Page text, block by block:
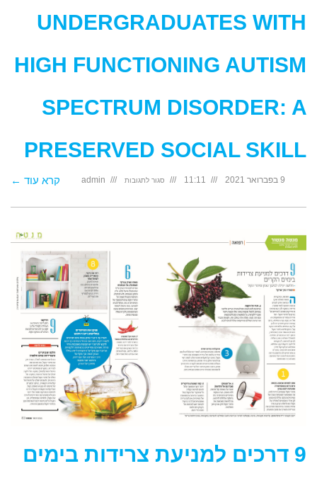
UNDERGRADUATES WITH
HIGH FUNCTIONING AUTISM
SPECTRUM DISORDER: A
PRESERVED SOCIAL SKILL
9 בפברואר 2021 11:11 סגור לתגובות
The
Emotions
Undergraduates
Functioning
Spectrum
Disorder:
A
Preserved
Social
Skill
admin קרא עוד ←
9 דרכים למניעת צרידות בימים